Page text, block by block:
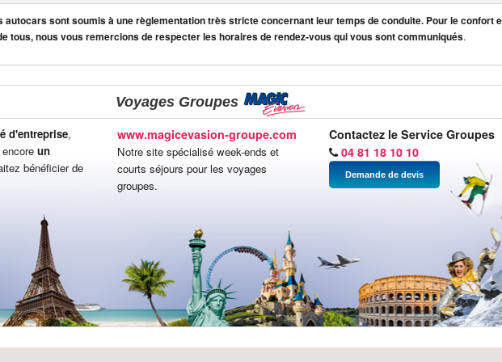
autocars sont soumis à une règlementation très stricte concernant leur temps de conduite. Pour le confort
tous, nous vous remercions de respecter les horaires de rendez-vous qui vous sont communiqués.
Voyages Groupes
d'entreprise,
un
bénéficier de
www.magicevasion-groupe.com
Notre site spécialisé week-ends et
courts séjours pour les voyages
groupes.
Contactez le Service Groupes
04 81 18 10 10
Demande de devis